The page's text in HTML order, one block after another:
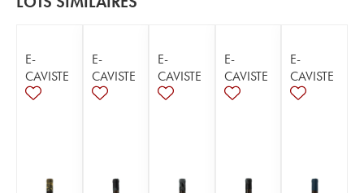
E-
CAVISTE
E-
CAVISTE
E-
CAVISTE
E-
CAVISTE
E-
CAVISTE